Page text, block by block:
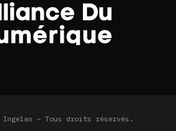
Ingelan – Tous droits réservés.